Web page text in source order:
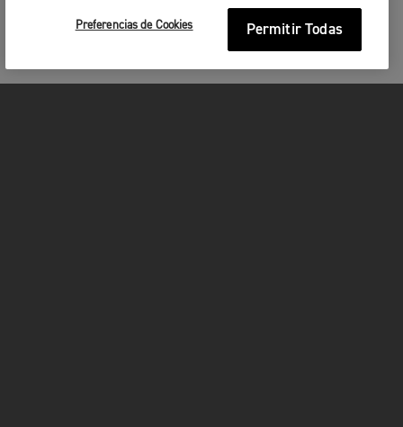
Preferencias de Cookies Permitir Todas